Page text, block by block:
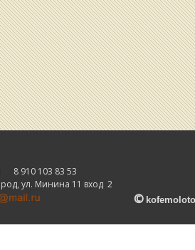
8 910 103 83 53
ул. Минина 11 вход 2
©